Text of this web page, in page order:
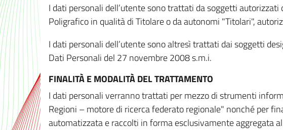
I dati personali dell’utente sono trattati da soggetti
Poligrafico in qualità di Titolare o da autonomi "Titolari",
I dati personali dell’utente sono altresì trattati dai soggetti
Dati Personali del 27 novembre 2008 s.m.i.
FINALITÀ E MODALITÀ DEL TRATTAMENTO
I dati personali verranno trattati per mezzo di strumenti
Regioni – motore di ricerca federato regionale" nonché per
automatizzata e raccolti in forma esclusivamente aggregata